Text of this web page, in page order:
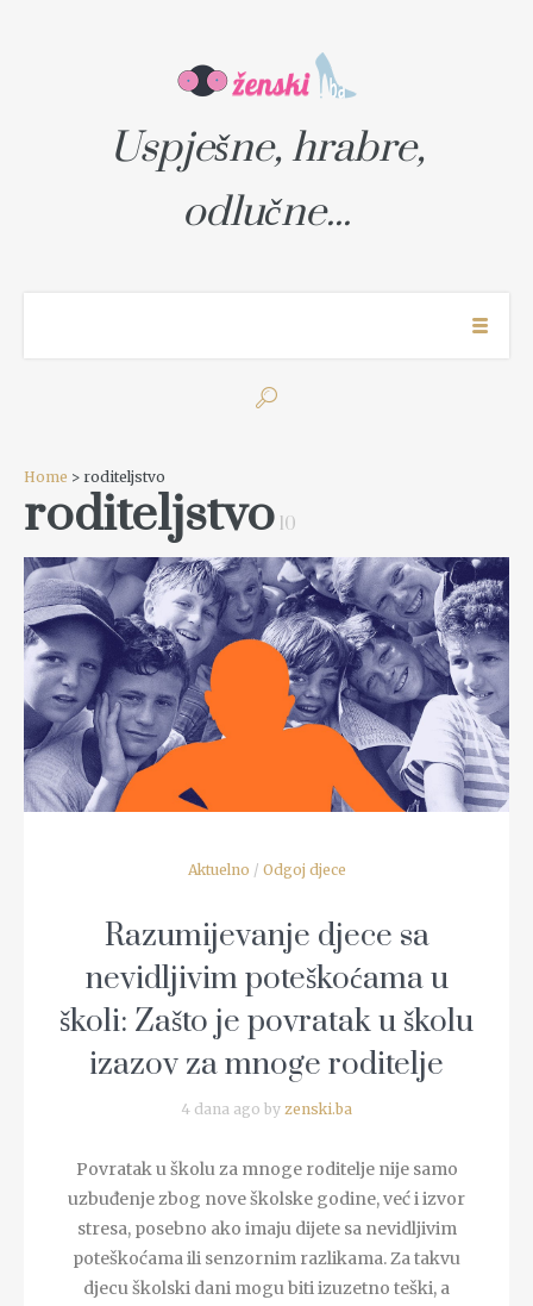
Uspješne, hrabre,
odlučne...
Home > roditeljstvo
roditeljstvo 10
READ MORE
Aktuelno / Odgoj djece
Razumijevanje djece sa
nevidljivim poteškoćama u
školi: Zašto je povratak u školu
izazov za mnoge roditelje
4 dana ago by zenski.ba
Povratak u školu za mnoge roditelje nije samo
uzbuđenje zbog nove školske godine, već i izvor
stresa, posebno ako imaju dijete sa nevidljivim
poteškoćama ili senzornim razlikama. Za takvu
djecu školski dani mogu biti izuzetno teški, a